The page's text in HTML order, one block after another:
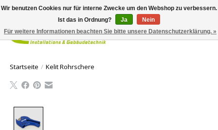
Ihr
Startseite / Kelit Rohrschere
Wir benutzen Cookies nur für interne Zwecke um den Webshop zu verbessern.
Ist das in Ordnung?
Ja
Nein
Für weitere Informationen beachten Sie bitte unsere Datenschutzerklärung. »